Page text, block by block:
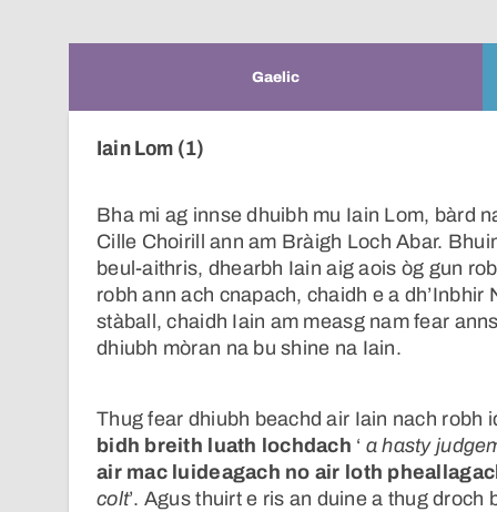
Gaelic
Iain Lom (1)
Bha mi ag innse dhuibh mu Iain Lom, bàrd
Cille Choirill ann am Bràigh Loch Abar.
beul-aithris, dhearbh Iain aig aois òg gun
robh ann ach cnapach, chaidh e a
stàball, chaidh Iain am measg nam fear
dhiubh mòran na bu shine na Iain.
Thug fear dhiubh beachd air Iain nach robh
bidh breith luath lochdach ‘ a hasty
air mac luideagach no air loth
colt’. Agus thuirt e ris an duine a thug